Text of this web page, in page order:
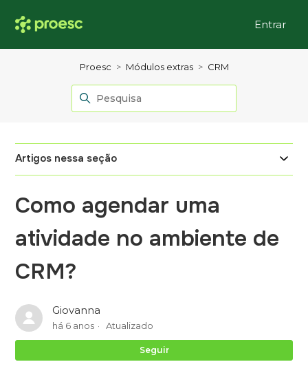
Entrar
Proesc Módulos extras CRM
Artigos nessa seção
Como agendar uma
atividade no ambiente de
CRM?
Giovanna
há 6 anos Atualizado
Seguir